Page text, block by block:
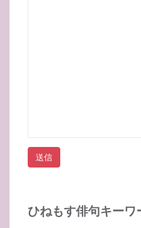
ひねもす俳句キーワ